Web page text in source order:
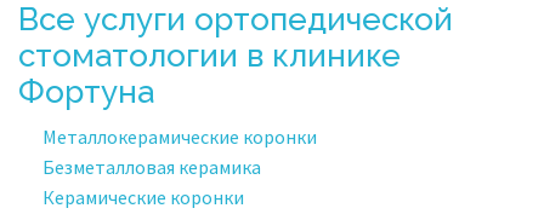
Все услуги ортопедической
стоматологии в клинике
Фортуна
Металлокерамические коронки
Безметалловая керамика
Керамические коронки